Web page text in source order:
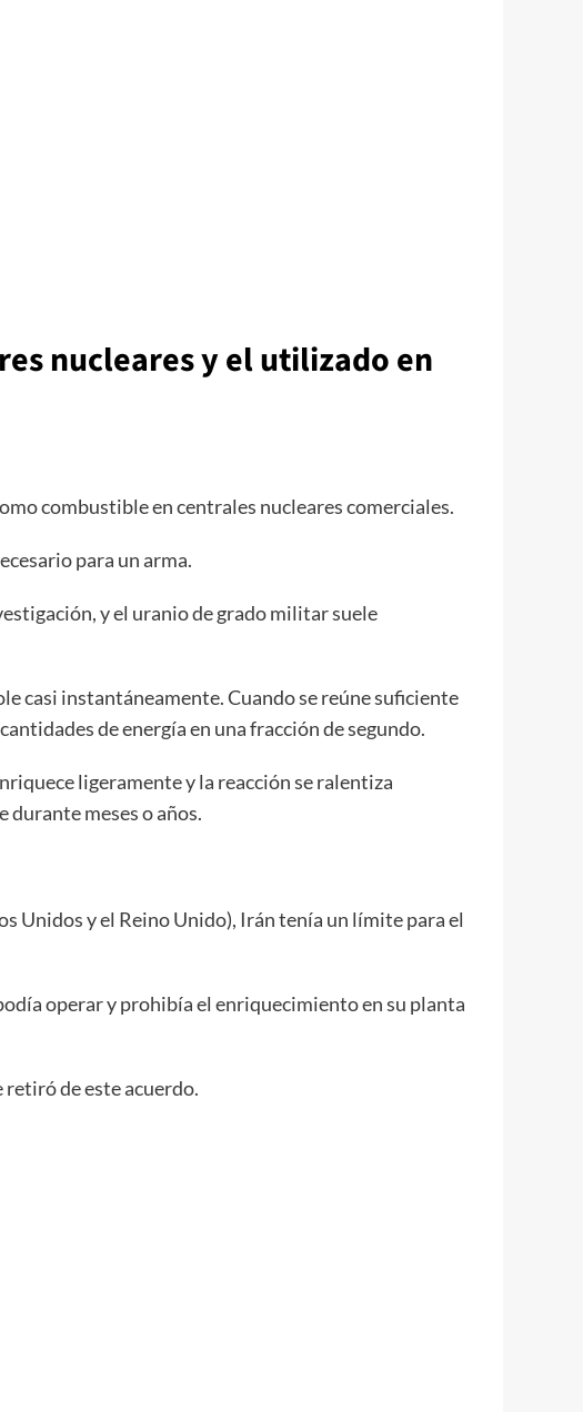
nucleares y el utilizado en
combustible en centrales nucleares comerciales.
para un arma.
y el uranio de grado militar suele
casi instantáneamente. Cuando se reúne suficiente
de energía en una fracción de segundo.
ligeramente y la reacción se ralentiza
durante meses o años.
Unidos y el Reino Unido), Irán tenía un límite para el
operar y prohibía el enriquecimiento en su planta
de este acuerdo.